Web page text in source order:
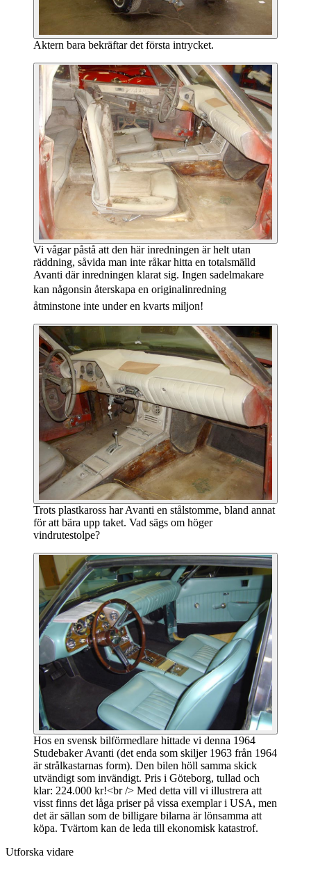
Aktern bara bekräftar det första intrycket.
Vi vågar påstå att den här inredningen är helt utan
räddning, såvida man inte råkar hitta en totalsmälld
Avanti där inredningen klarat sig. Ingen sadelmakare
kan någonsin återskapa en originalinredning 
åtminstone inte under en kvarts miljon!
Trots plastkaross har Avanti en stålstomme, bland annat
för att bära upp taket. Vad sägs om höger
vindrutestolpe?
Hos en svensk bilförmedlare hittade vi denna 1964
Studebaker Avanti (det enda som skiljer 1963 från 1964
är strålkastarnas form). Den bilen höll samma skick
utvändigt som invändigt. Pris i Göteborg, tullad och
klar: 224.000 kr!<br /> Med detta vill vi illustrera att
visst finns det låga priser på vissa exemplar i USA, men
det är sällan som de billigare bilarna är lönsamma att
köpa. Tvärtom kan de leda till ekonomisk katastrof.
Utforska vidare